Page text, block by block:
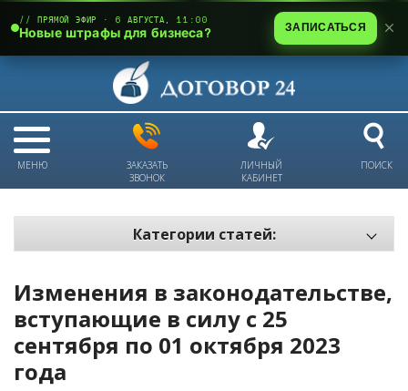
МЕНЮ
ЗАКАЗАТЬ
ЗВОНОК
ЛИЧНЫЙ
КАБИНЕТ
ПОИСК
Категории статей:
Электронный документооборот и цифровая подпись
Трудовые отношения
Техника безопасности и охрана труда
Изменения в законодательстве РК
Изменения в законодательстве,
вступающие в силу c 25
сентября по 01 октября 2023
года
// ПРЯМОЙ ЭФИР · 6 АВГУСТА, 11:00
Новые штрафы для бизнеса? ЗАПИСАТЬСЯ